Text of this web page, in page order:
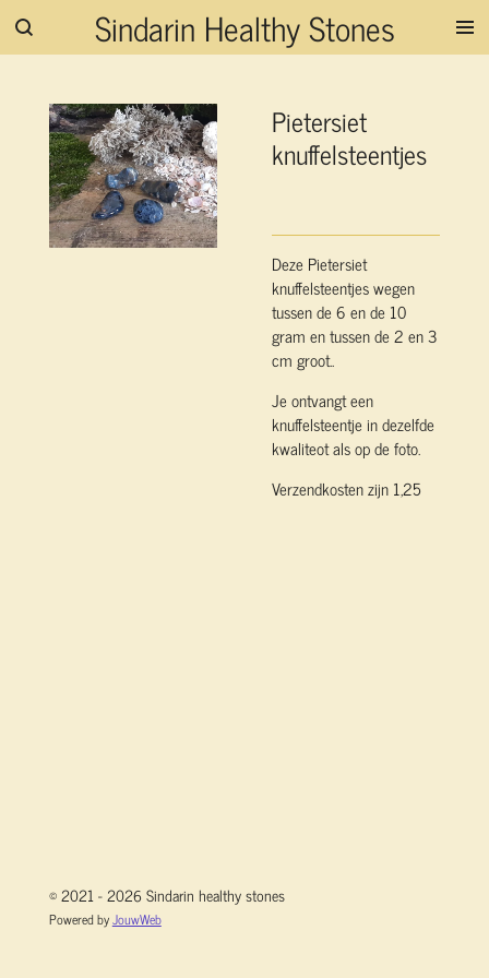
Ga
hoofdinhoud
Sindarin Healthy Stones
Pietersiet
knuffelsteentjes
Deze Pietersiet
knuffelsteentjes wegen
tussen de 6 en de 10
gram en tussen de 2 en 3
cm groot..
Je ontvangt een
knuffelsteentje in dezelfde
kwaliteot als op de foto.
Verzendkosten zijn 1,25
© 2021 - 2026 Sindarin healthy stones
Powered byJouwWeb